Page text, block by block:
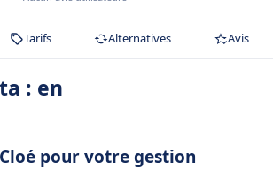
Tarifs Alternatives Avis
: en
pour votre gestion